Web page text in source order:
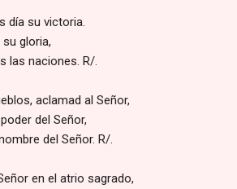
día su victoria.
gloria,
las naciones. R/.
aclamad al Señor,
del Señor,
del Señor. R/.
en el atrio sagrado,